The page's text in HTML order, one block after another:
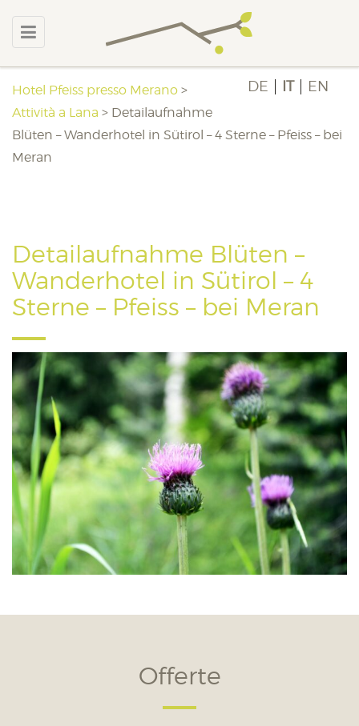
DE IT EN
Hotel Pfeiss presso Merano >
Attività a Lana > Detailaufnahme
Blüten – Wanderhotel in Sütirol – 4 Sterne – Pfeiss – bei
Meran
Detailaufnahme Blüten –
Wanderhotel in Sütirol – 4
Sterne – Pfeiss – bei Meran
Offerte